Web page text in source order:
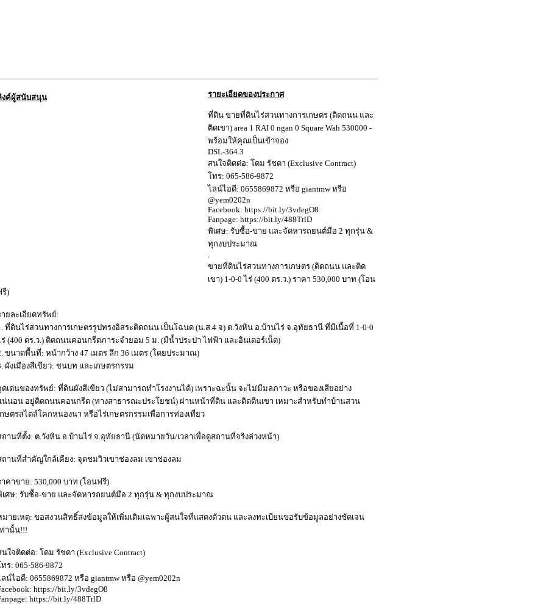
งค์ผู้สนับสนุน รายะเอียดของประกาศ
ที่ดิน ขายที่ดินไร่สวนทางการเกษตร (ติดถนน และ
ติดเขา) area 1 RAI 0 ngan 0 Square Wah 530000 -
พร้อมให้คุณเป็นเข้าจอง
DSL-364.3
สนใจติดต่อ: โดม รัชดา (Exclusive Contract)
โทร: 065-586-9872
ไลน์ไอดี: 0655869872 หรือ giantmw หรือ
@yem0202n
Facebook: https://bit.ly/3vdegO8
Fanpage: https://bit.ly/488TrlD
พิเศษ: รับซื้อ-ขาย และจัดหารถยนต์มือ 2 ทุกรุ่น &
ทุกงบประมาณ
.
ขายที่ดินไร่สวนทางการเกษตร (ติดถนน และติด
เขา) 1-0-0 ไร่ (400 ตร.ว.) ราคา 530,000 บาท (โอน
รี)
ายละเอียดทรัพย์:
ที่ดินไร่สวนทางการเกษตรรูปทรงอิสระติดถนน เป็นโฉนด (น.ส.4 จ) ต.วังหิน อ.บ้านไร่ จ.อุทัยธานี ที่มีเนื้อที่ 1-0-0
ร่ (400 ตร.ว.) ติดถนนคอนกรีตภาระจำยอม 5 ม. (มีน้ำประปา ไฟฟ้า และอินเตอร์เน็ต)
ขนาดพื้นที่: หน้ากว้าง 47 เมตร ลึก 36 เมตร (โดยประมาณ)
ผังเมืองสีเขียว: ชนบท และเกษตรกรรม
ดเด่นของทรัพย์: ที่ดินผังสีเขียว (ไม่สามารถทำโรงงานได้) เพราะฉะนั้น จะไม่มีมลภาวะ หรือของเสียอย่าง
น่นอน อยู่ติดถนนคอนกรีต (ทางสาธารณะประโยชน์) ผ่านหน้าที่ดิน และติดตีนเขา เหมาะสำหรับทำบ้านสวน
กษตรสไตล์โคกหนองนา หรือไร่เกษตรกรรมเพื่อการท่องเที่ยว
ถานที่ตั้ง: ต.วังหิน อ.บ้านไร่ จ.อุทัยธานี (นัดหมายวัน/เวลาเพื่อดูสถานที่จริงล่วงหน้า)
ถานที่สำคัญใกล้เคียง: จุดชมวิวเขาช่องลม เขาช่องลม
าคาขาย: 530,000 บาท (โอนฟรี)
เศษ: รับซื้อ-ขาย และจัดหารถยนต์มือ 2 ทุกรุ่น & ทุกงบประมาณ
มายเหตุ: ขอสงวนสิทธิ์ส่งข้อมูลให้เพิ่มเติมเฉพาะผู้สนใจที่แสดงตัวตน และลงทะเบียนขอรับข้อมูลอย่างชัดเจน
ท่านั้น!!!
นใจติดต่อ: โดม รัชดา (Exclusive Contract)
ร: 065-586-9872
ลน์ไอดี: 0655869872 หรือ giantmw หรือ @yem0202n
https://bit.ly/3vdegO8
https://bit.ly/488TrlD